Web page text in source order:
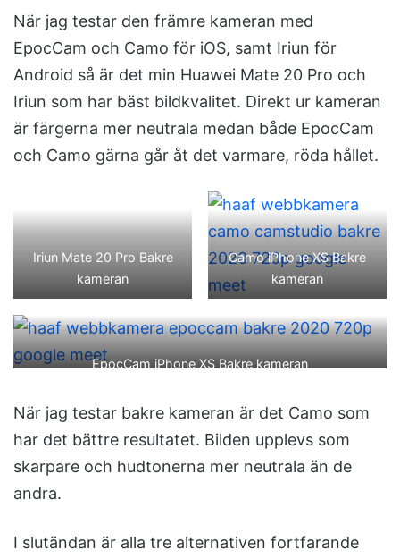
När jag testar den främre kameran med
EpocCam och Camo för iOS, samt Iriun för
Android så är det min Huawei Mate 20 Pro och
Iriun som har bäst bildkvalitet. Direkt ur kameran
är färgerna mer neutrala medan både EpocCam
och Camo gärna går åt det varmare, röda hållet.
Iriun Mate 20 Pro Bakre
kameran
Camo iPhone XS Bakre
kameran
EpocCam iPhone XS Bakre kameran
När jag testar bakre kameran är det Camo som
har det bättre resultatet. Bilden upplevs som
skarpare och hudtonerna mer neutrala än de
andra.
I slutändan är alla tre alternativen fortfarande